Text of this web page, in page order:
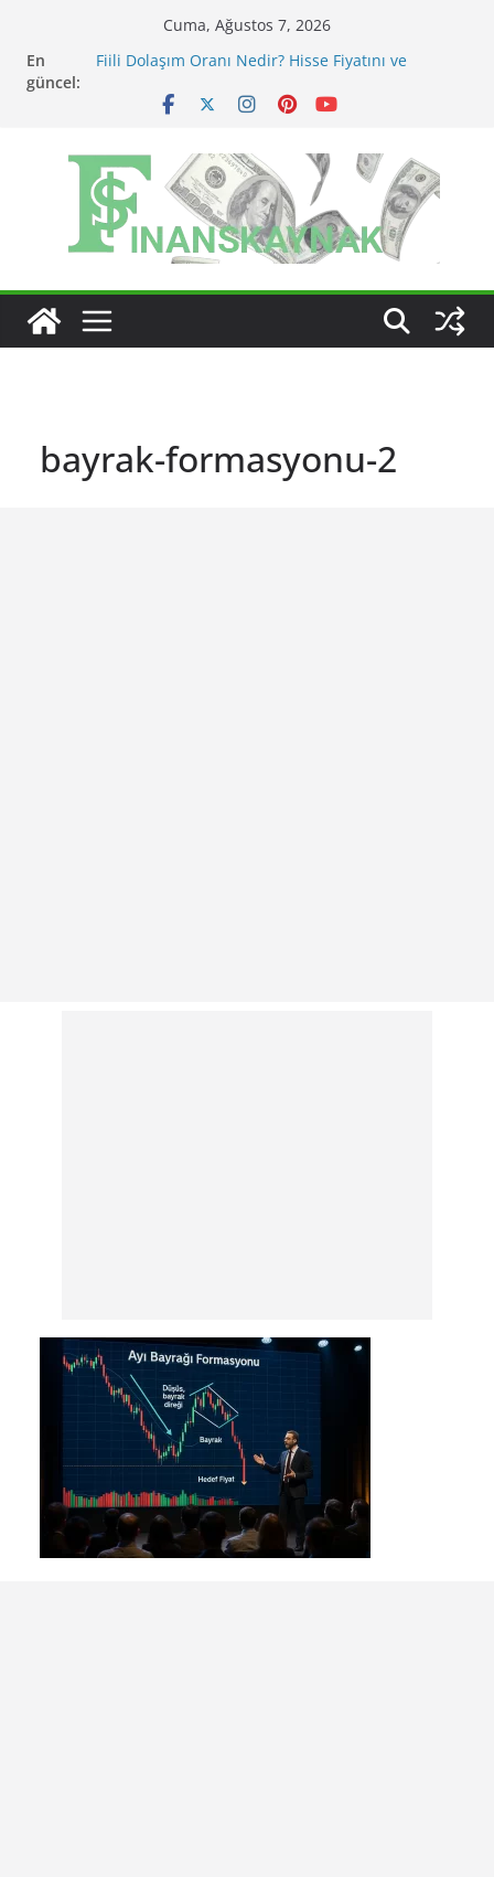
content
Cuma, Ağustos 7, 2026
En
güncel:
Fiili Dolaşım Oranı Nedir? Hisse Fiyatını ve
KAP Açıklaması Nasıl Okunur? Yatırımcı İçin Kritik
MSCI Endeks Değişiklikleri BIST Hisselerini Nasıl
Etkiler?
BIST Endeks Değişiklikleri Hisseleri Nasıl Etkiler?
BIST Sektör Endeksleri Nedir? Sektörel Rotasyon
Nasıl Takip Edilir?
bayrak-formasyonu-2